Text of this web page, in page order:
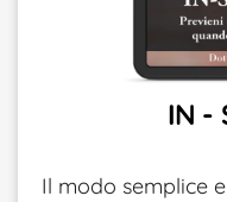
IN -
Il modo semplice